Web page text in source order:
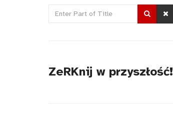
Enter
ZeRKnij w przyszłość!